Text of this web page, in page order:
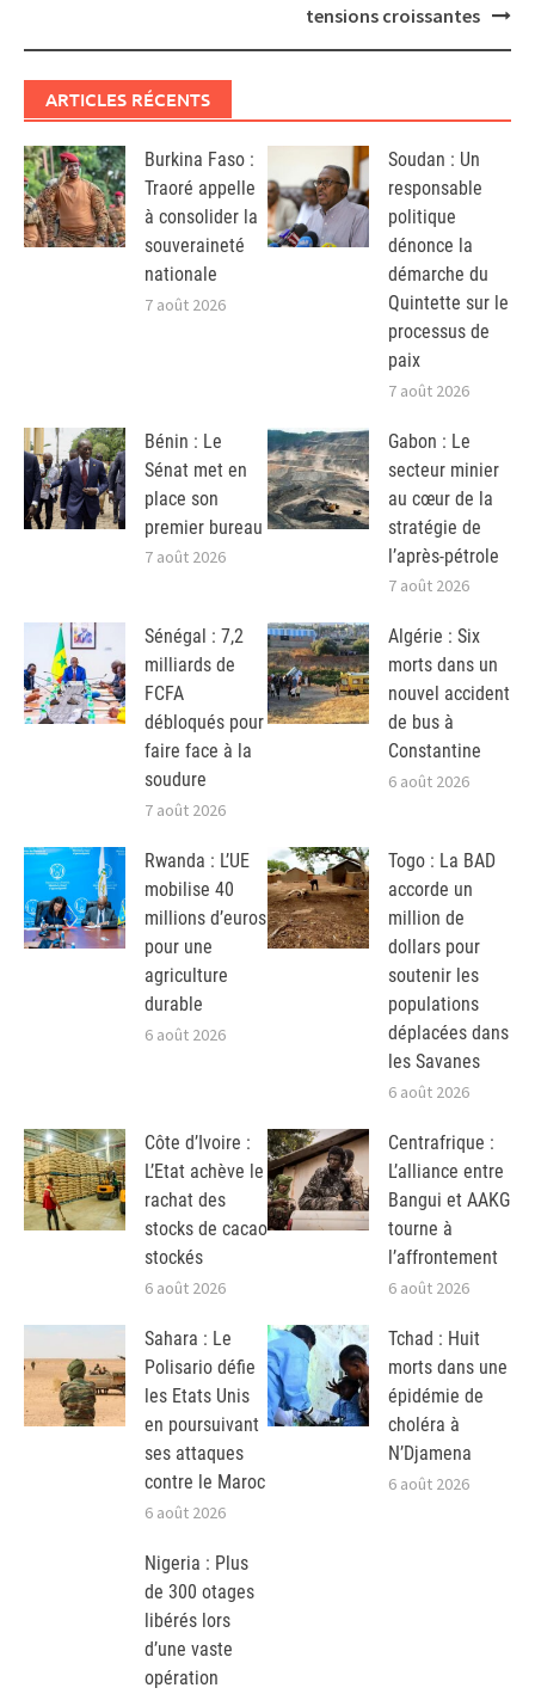
tensions croissantes
ARTICLES RÉCENTS
Burkina Faso :
Traoré appelle
à consolider la
souveraineté
nationale
7 août 2026
Soudan : Un
responsable
politique
dénonce la
démarche du
Quintette sur le
processus de
paix
7 août 2026
Bénin : Le
Sénat met en
place son
premier bureau
7 août 2026
Gabon : Le
secteur minier
au cœur de la
stratégie de
l’après-pétrole
7 août 2026
Sénégal : 7,2
milliards de
FCFA
débloqués pour
faire face à la
soudure
7 août 2026
Algérie : Six
morts dans un
nouvel accident
de bus à
Constantine
6 août 2026
Rwanda : L’UE
mobilise 40
millions d’euros
pour une
agriculture
durable
6 août 2026
Togo : La BAD
accorde un
million de
dollars pour
soutenir les
populations
déplacées dans
les Savanes
6 août 2026
Côte d’Ivoire :
L’Etat achève le
rachat des
stocks de cacao
stockés
6 août 2026
Centrafrique :
L’alliance entre
Bangui et AAKG
tourne à
l’affrontement
6 août 2026
Sahara : Le
Polisario défie
les Etats Unis
en poursuivant
ses attaques
contre le Maroc
6 août 2026
Tchad : Huit
morts dans une
épidémie de
choléra à
N’Djamena
6 août 2026
Nigeria : Plus
de 300 otages
libérés lors
d’une vaste
opération